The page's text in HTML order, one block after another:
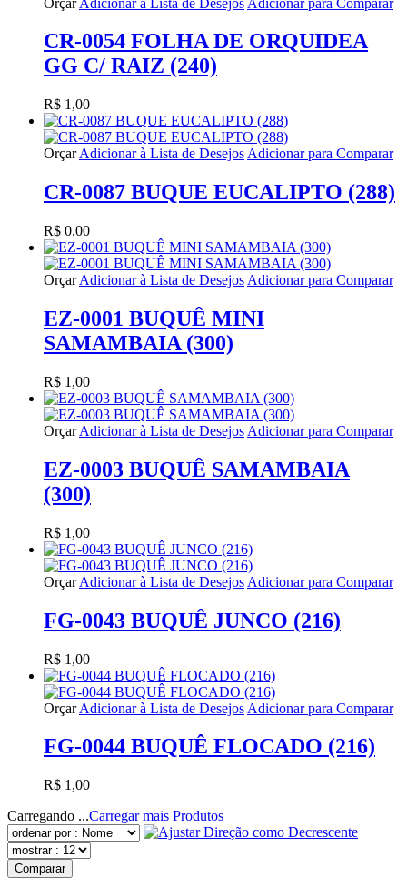
CR-0054 FOLHA DE ORQUIDEA
GG C/ RAIZ (240)
R$ 1,00
Orçar Adicionar à Lista de Desejos Adicionar para Comparar
CR-0087 BUQUE EUCALIPTO (288)
R$ 0,00
Orçar Adicionar à Lista de Desejos Adicionar para Comparar
EZ-0001 BUQUÊ MINI
SAMAMBAIA (300)
R$ 1,00
Orçar Adicionar à Lista de Desejos Adicionar para Comparar
EZ-0003 BUQUÊ SAMAMBAIA
(300)
R$ 1,00
Orçar Adicionar à Lista de Desejos Adicionar para Comparar
FG-0043 BUQUÊ JUNCO (216)
R$ 1,00
Orçar Adicionar à Lista de Desejos Adicionar para Comparar
FG-0044 BUQUÊ FLOCADO (216)
R$ 1,00
Carregando ...Carregar mais Produtos
Comparar